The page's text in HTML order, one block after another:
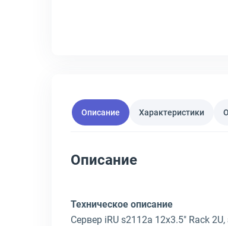
Описание Характеристики
Описание
Техническое описание
Сервер iRU s2112a 12x3.5" Rack